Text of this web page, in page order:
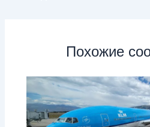
Похожие